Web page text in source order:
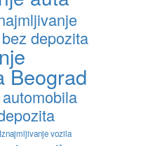
depozita
Beograd
Iznajmljivanje vozila